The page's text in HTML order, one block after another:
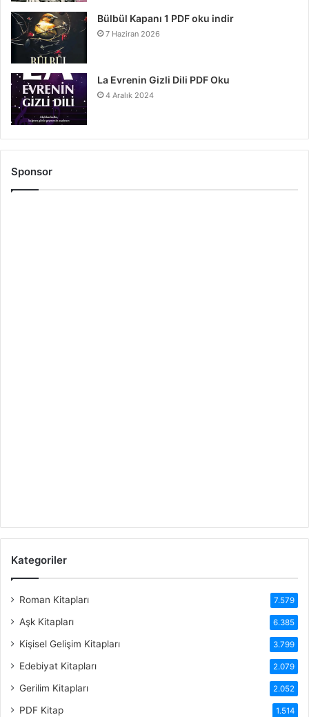
Bülbül Kapanı 1 PDF oku indir
7 Haziran 2026
La Evrenin Gizli Dili PDF Oku
4 Aralık 2024
Sponsor
Kategoriler
Roman Kitapları 7.579
Aşk Kitapları 6.385
Kişisel Gelişim Kitapları 3.799
Edebiyat Kitapları 2.079
Gerilim Kitapları 2.052
PDF Kitap 1.514